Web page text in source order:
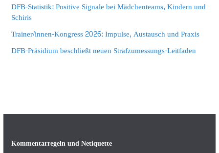
DFB-Statistik: Positive Signale bei Mädchenteams, Kindern und
Schiris
Trainer/innen-Kongress 2026: Impulse, Austausch und Praxis
DFB-Präsidium beschließt neuen Strafzumessungs-Leitfaden
Kommentarregeln und Netiquette